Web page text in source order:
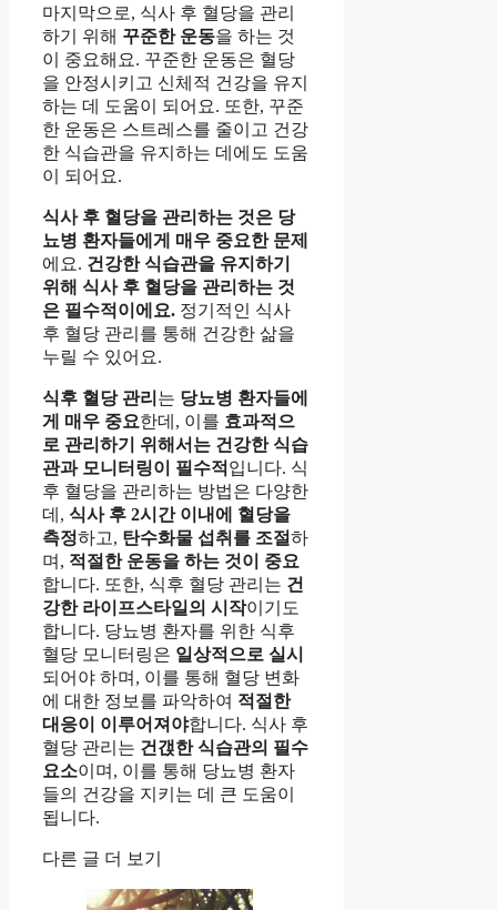
마지막으로, 식사 후 혈당을 관리
하기 위해 꾸준한 운동을 하는 것
이 중요해요. 꾸준한 운동은 혈당
을 안정시키고 신체적 건강을 유지
하는 데 도움이 되어요. 또한, 꾸준
한 운동은 스트레스를 줄이고 건강
한 식습관을 유지하는 데에도 도움
이 되어요.
식사 후 혈당을 관리하는 것은 당
뇨병 환자들에게 매우 중요한 문제
에요. 건강한 식습관을 유지하기
위해 식사 후 혈당을 관리하는 것
은 필수적이에요. 정기적인 식사
후 혈당 관리를 통해 건강한 삶을
누릴 수 있어요.
식후 혈당 관리 는 당뇨병 환자들에
게 매우 중요한데, 이를 효과적으
로 관리하기 위해서는 건강한 식습
관과 모니터링이 필수적 입니다. 식
후 혈당을 관리하는 방법은 다양한
데, 식사 후 2시간 이내에 혈당을
측정하고, 탄수화물 섭취를 조절하
며, 적절한 운동을 하는 것이 중요
합니다. 또한, 식후 혈당 관리는 건
강한 라이프스타일의 시작이기도
합니다. 당뇨병 환자를 위한 식후
혈당 모니터링은 일상적으로 실시
되어야 하며, 이를 통해 혈당 변화
에 대한 정보를 파악하여 적절한
대응이 이루어져야합니다. 식사 후
혈당 관리는 건갡한 식습관의 필수
요소이며, 이를 통해 당뇨병 환자
들의 건강을 지키는 데 큰 도움이
됩니다.
다른 글 더 보기